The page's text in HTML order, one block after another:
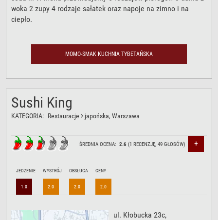
woka 2 zupy 4 rodzaje sałatek oraz napoje na zimno i na
ciepło.
MOMO-SMAK KUCHNIA TYBETAŃSKA
Sushi King
KATEGORIA: Restauracje japońska, Warszawa
ŚREDNIA OCENA:2.6 (1 RECENZJĘ,49 GŁOSÓW) +
JEDZENIE
1.0
WYSTRÓJ
2.0
OBSŁUGA
2.0
CENY
2.0
ul. Kłobucka 23c,